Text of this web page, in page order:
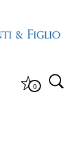
0